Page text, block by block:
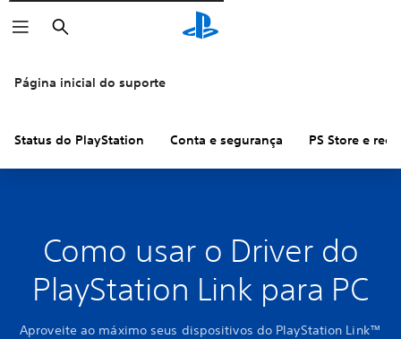
Pesquisar
Página inicial do suporte
Status do PlayStation Conta e segurança PS Store e
Como usar o Driver do
PlayStation Link para PC
Aproveite ao máximo seus dispositivos do PlayStation Link™